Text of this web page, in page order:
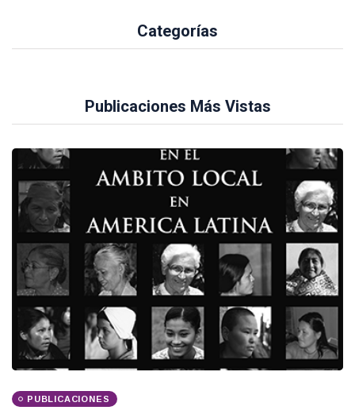
Categorías
Publicaciones Más Vistas
PUBLICACIONES